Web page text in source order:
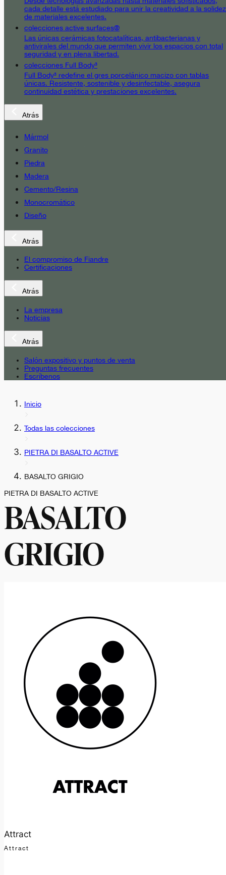
cada detalle está estudiado para unir la creatividad a la solidez
de materiales excelentes.
colecciones active surfaces®
Las únicas cerámicas fotocatalíticas, antibacterianas y
antivirales del mundo que permiten vivir los espacios con total
seguridad y en plena libertad.
colecciones Full Body³
Full Body³ redefine el gres porcelánico macizo con tablas
únicas. Resistente, sostenible y desinfectable, asegura
continuidad estética y prestaciones excelentes.
Atrás
Mármol
Granito
Piedra
Madera
Cemento/Resina
Monocromático
Diseño
Atrás
El compromiso de Fiandre
Certificaciones
Atrás
La empresa
Noticias
Atrás
Salón expositivo y puntos de venta
Preguntas frecuentes
Escríbenos
Inicio
Todas las colecciones
PIETRA DI BASALTO ACTIVE
BASALTO GRIGIO
PIETRA DI BASALTO ACTIVE
BASALTO
GRIGIO
Attract
Attract